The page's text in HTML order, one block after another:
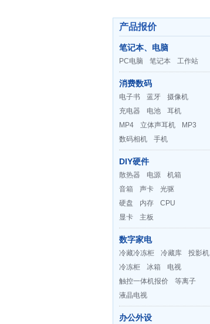
产品报价
笔记本、电脑
PC电脑 笔记本 工作站
消费数码
电子书 蓝牙
摄像机
充电器
电池
耳机
MP4
立体声耳机
MP3
数码相机
手机
DIY硬件
散热器 电源
机箱
音箱
声卡
光驱
硬盘
内存
CPU
显卡
主板
数字家电
冷藏冷冻柜 冷藏库
投影机
冷冻柜
冰箱
电视
触控一体机报价
等离子
液晶电视
办公外设